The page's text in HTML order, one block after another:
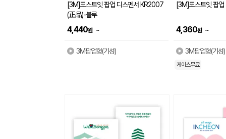
[3M]포스트잇 팝업 디스펜서 KR2007
(正品)-블루
4,440원 ~
3M팝업형(기성)
[3M]포스트잇 팝
4,360원 ~
3M팝업형(기성)
케이스무료